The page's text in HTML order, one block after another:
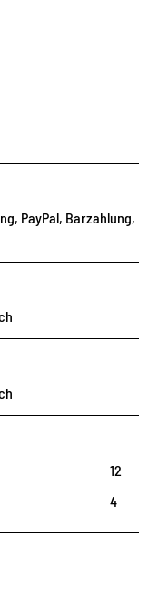
PayPal, Barzahlung,
12
4